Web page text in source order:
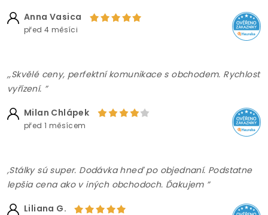
Anna Vasica
před 4 měsíci
,,Skvělé ceny, perfektní komunikace s obchodem. Rychlost
vyřízení. ”
Milan Chlápek
před 1 měsícem
,Stálky sú super. Dodávka hneď po objednaní. Podstatne
lepšia cena ako v iných obchodoch. Ďakujem ”
Liliana G.